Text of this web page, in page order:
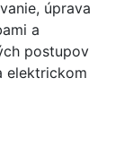
úprava
a
postupov
elektrickom